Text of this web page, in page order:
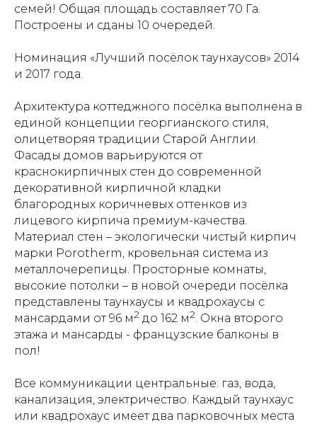
семей! Общая площадь составляет 70 Га.
Построены и сданы 10 очередей.
Номинация «Лучший посёлок таунхаусов» 2014
и 2017 года.
Архитектура коттеджного посёлка выполнена в
единой концепции георгианского стиля,
олицетворяя традиции Старой Англии.
Фасады домов варьируются от
краснокирпичных стен до современной
декоративной кирпичной кладки
благородных коричневых оттенков из
лицевого кирпича премиум-качества.
Материал стен – экологически чистый кирпич
марки Porotherm, кровельная система из
металлочерепицы. Просторные комнаты,
высокие потолки – в новой очереди посёлка
представлены таунхаусы и квадрохаусы с
мансардами от 96 м2 до 162 м2 . Окна второго
этажа и мансарды - французские балконы в
пол!
Все коммуникации центральные: газ, вода,
канализация, электричество. Каждый таунхаус
или квадрохаус имеет два парковочных места